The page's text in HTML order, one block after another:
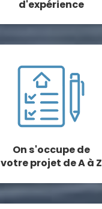
d'expérience
On s'occupe de
votre projet de A à Z